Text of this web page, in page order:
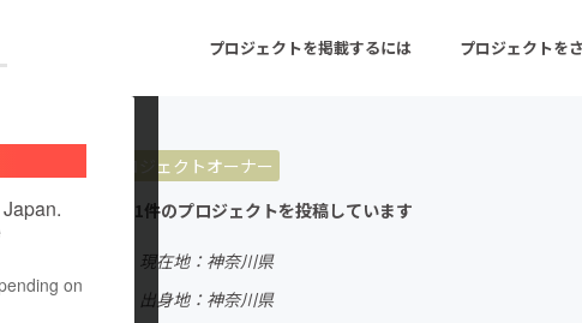
プロジェクトを掲載するには プロジェクトを
注目のリターン 注目の新着プロジェクト
音楽
on
プロジェクトオーナー
これまでに1件のプロジェクトを投稿しています
現在地：神奈川県
出身国：日本
出身地：神奈川県